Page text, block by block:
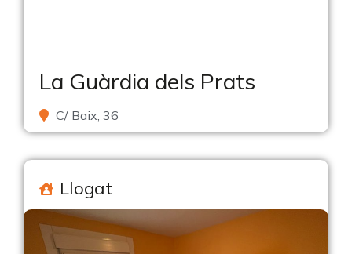
La Guàrdia dels Prats
C/ Baix, 36
Llogat